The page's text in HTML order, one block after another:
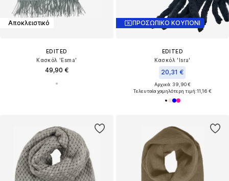
Αποκλειστικό
EDITED
Κασκόλ 'Esma'
49,90 €
ΠΡΟΣΩΠΙΚΟ ΚΟΥΠΟΝΙ
EDITED
Κασκόλ 'Isra'
20,31 €
Αρχικά: 39,90 €
Τελευταία χαμηλότερη τιμή:11,16 €